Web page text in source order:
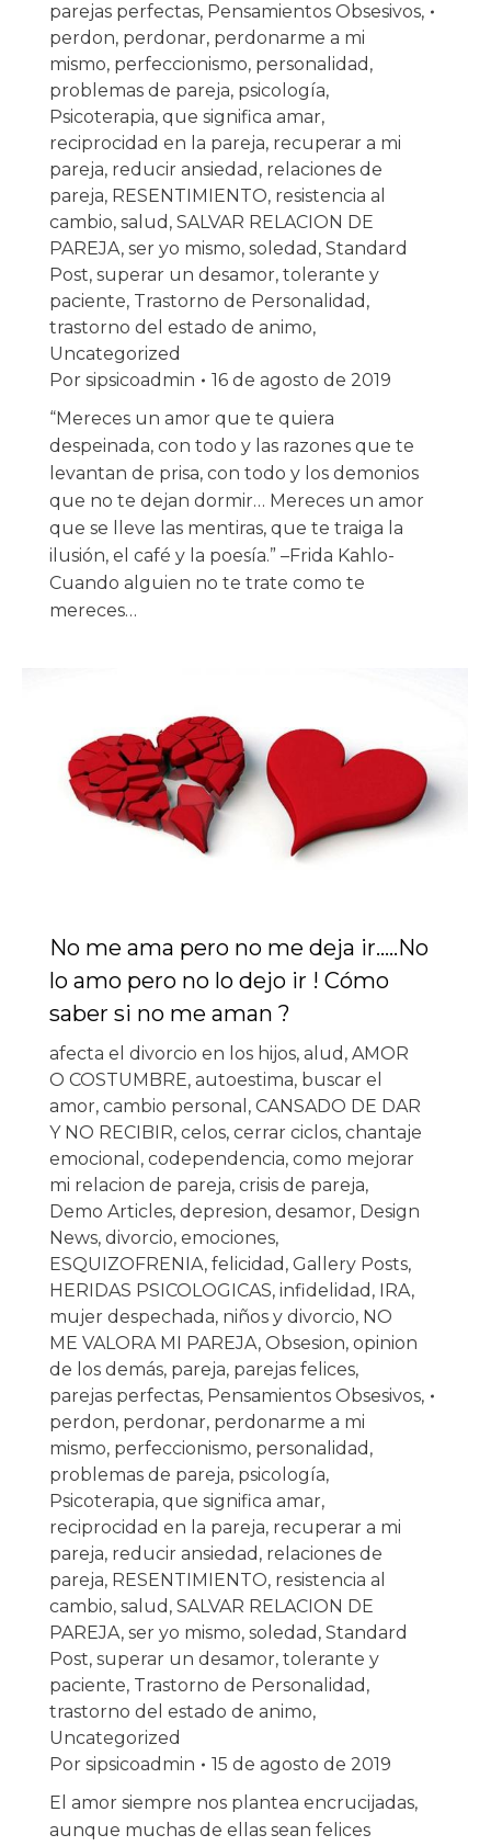
parejas perfectas, Pensamientos Obsesivos,
perdon, perdonar, perdonarme a mi
mismo, perfeccionismo, personalidad ,
problemas de pareja, psicología,
Psicoterapia, que significa amar,
reciprocidad en la pareja, recuperar a mi
pareja, reducir ansiedad , relaciones de
pareja, RESENTIMIENTO, resistencia al
cambio, salud , SALVAR RELACION DE
PAREJA, ser yo mismo, soledad , Standard
Post, superar un desamor, tolerante y
paciente, Trastorno de Personalidad ,
trastorno del estado de animo,
Uncategorized
Por sipsicoadmin
16 de agosto de 2019
“Mereces un amor que te quiera
despeinada, con todo y las razones que te
levantan de prisa, con todo y los demonios
que no te dejan dormir… Mereces un amor
que se lleve las mentiras, que te traiga la
ilusión, el café y la poesía.” –Frida Kahlo-
Cuando alguien no te trate como te
mereces…
No me ama pero no me deja ir…..No
lo amo pero no lo dejo ir ! Cómo
saber si no me aman ?
afecta el divorcio en los hijos, alud , AMOR
O COSTUMBRE, autoestima, buscar el
amor, cambio personal , CANSADO DE DAR
Y NO RECIBIR, celos, cerrar ciclos, chantaje
emocional , codependencia, como mejorar
mi relacion de pareja, crisis de pareja,
Demo Articles, depresion, desamor, Design
News, divorcio, emociones,
ESQUIZOFRENIA, felicidad , Gallery Posts,
HERIDAS PSICOLOGICAS, infidelidad , IRA,
mujer despechada, niños y divorcio, NO
ME VALORA MI PAREJA, Obsesion, opinion
de los demás, pareja, parejas felices,
parejas perfectas, Pensamientos Obsesivos,
perdon, perdonar, perdonarme a mi
mismo, perfeccionismo, personalidad ,
problemas de pareja, psicología,
Psicoterapia, que significa amar,
reciprocidad en la pareja, recuperar a mi
pareja, reducir ansiedad , relaciones de
pareja, RESENTIMIENTO, resistencia al
cambio, salud , SALVAR RELACION DE
PAREJA, ser yo mismo, soledad , Standard
Post, superar un desamor, tolerante y
paciente, Trastorno de Personalidad ,
trastorno del estado de animo,
Uncategorized
Por sipsicoadmin
15 de agosto de 2019
El amor siempre nos plantea encrucijadas,
aunque muchas de ellas sean felices